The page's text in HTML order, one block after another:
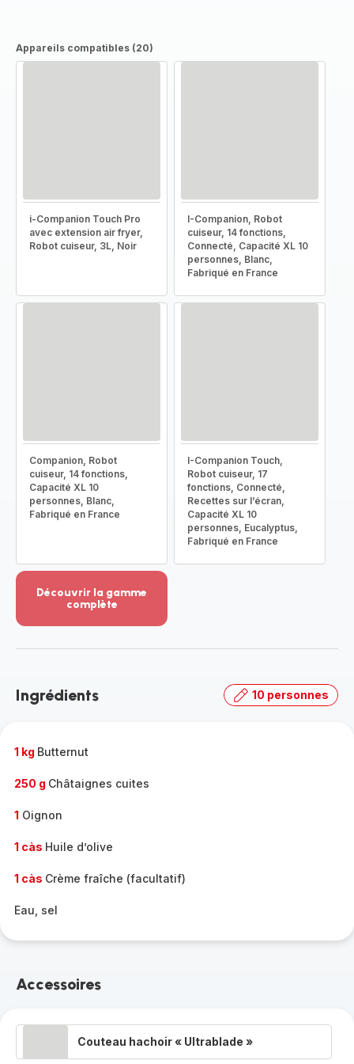
Appareils compatibles (20)
i-Companion Touch Pro
avec extension air fryer,
Robot cuiseur, 3L, Noir
I-Companion, Robot
cuiseur, 14 fonctions,
Connecté, Capacité XL 10
personnes, Blanc,
Fabriqué en France
Companion, Robot
cuiseur, 14 fonctions,
Capacité XL 10
personnes, Blanc,
Fabriqué en France
I-Companion Touch,
Robot cuiseur, 17
fonctions, Connecté,
Recettes sur l’écran,
Capacité XL 10
personnes, Eucalyptus,
Fabriqué en France
Découvrir la gamme
complète
-
gamme
Ingrédients 10 personnes
1 kg Butternut
250 g Châtaignes cuites
1 Oignon
1 càs Huile d’olive
1 càs Crème fraîche (facultatif)
Eau, sel
Accessoires
Couteau hachoir « Ultrablade »